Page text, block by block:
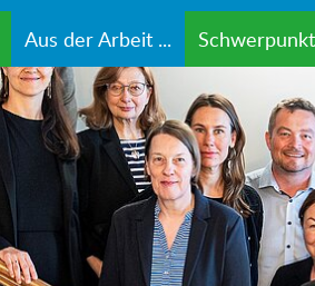
Aus der Arbeit ...